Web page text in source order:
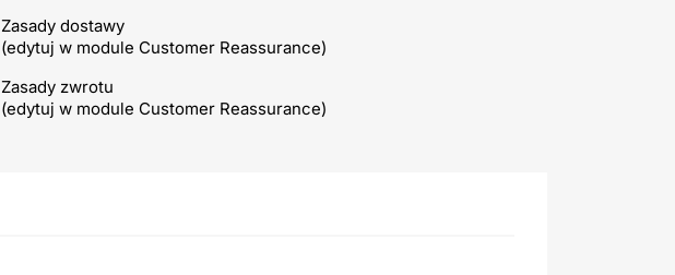
Zasady dostawy
(edytuj w module Customer Reassurance)
Zasady zwrotu
(edytuj w module Customer Reassurance)